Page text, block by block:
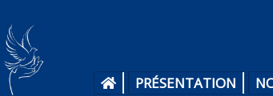
PRÉSENTATION